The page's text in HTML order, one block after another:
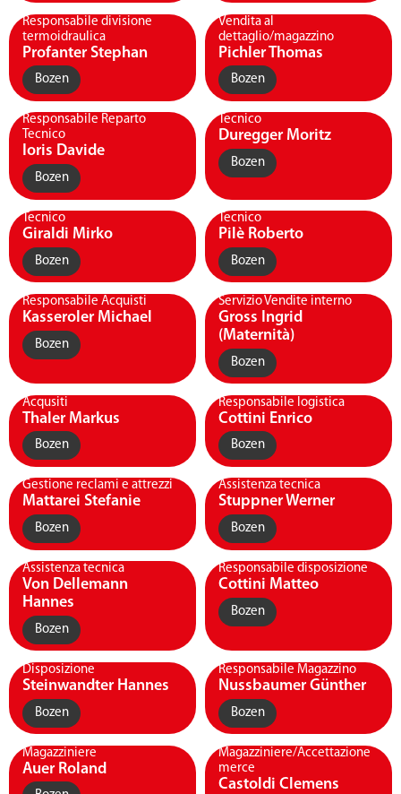
Responsabile divisione
termoidraulica
Profanter Stephan
Bozen
Vendita al
dettaglio/magazzino
Pichler Thomas
Bozen
Responsabile Reparto
Tecnico
Ioris Davide
Bozen
Tecnico
Duregger Moritz
Bozen
Tecnico
Giraldi Mirko
Bozen
Tecnico
Pilè Roberto
Bozen
Responsabile Acquisti
Kasseroler Michael
Bozen
Servizio Vendite interno
Gross Ingrid
(Maternità)
Bozen
Acqusiti
Thaler Markus
Bozen
Responsabile logistica
Cottini Enrico
Bozen
Gestione reclami e attrezzi
Mattarei Stefanie
Bozen
Assistenza tecnica
Stuppner Werner
Bozen
Assistenza tecnica
Von Dellemann
Hannes
Bozen
Responsabile disposizione
Cottini Matteo
Bozen
Disposizione
Steinwandter Hannes
Bozen
Responsabile Magazzino
Nussbaumer Günther
Bozen
Magazziniere
Auer Roland
Magazziniere/Accettazione
merce
Castoldi Clemens